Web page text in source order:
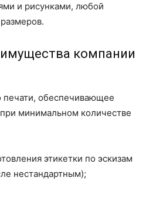
и рисунками, любой
компании
обеспечивающее
минимальном количестве
этикетки по эскизам
нестандартным);